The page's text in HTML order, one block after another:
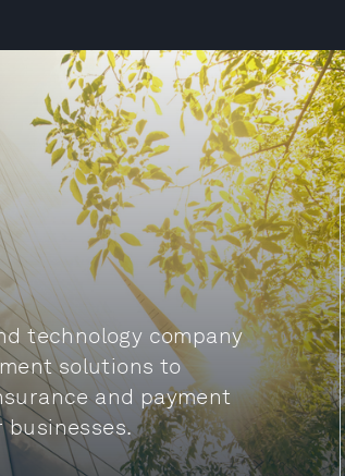
technology company
solutions to
and payment